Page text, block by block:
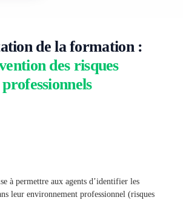
de la formation :
des risques
professionnels
à permettre aux agents d’identifier les
leur environnement professionnel (risques